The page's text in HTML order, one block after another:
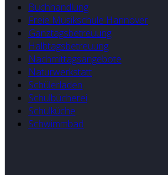
Buchhandlung
Freie Musikschule Hannover
Ganztagsbetreuung
Halbtagsbetreuung
Nachmittagsangebote
Naturwerkstatt
Schülerladen
Schulbücherei
Schulküche
Schwimmbad